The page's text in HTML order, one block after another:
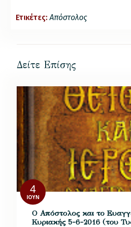
Ετικέτες: Απόστολος
Δείτε Επίσης
4
ΙΟΎΝ
Ο Απόστολος και το
Κυριακής 5-6-2016 (του